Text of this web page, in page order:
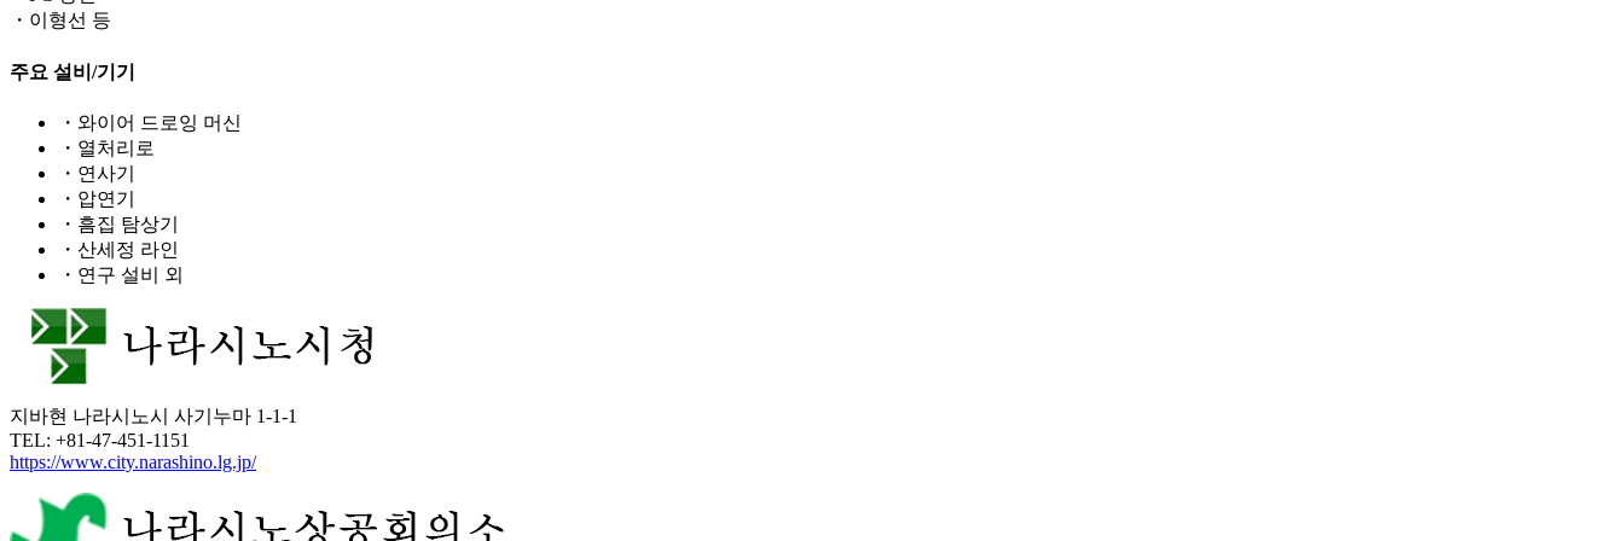
・이형선 등
주요 설비/기기
・와이어 드로잉 머신
・열처리로
・연사기
・압연기
・흠집 탐상기
・산세정 라인
・연구 설비 외
지바현 나라시노시 사기누마 1-1-1
TEL: +81-47-451-1151
https://www.city.narashino.lg.jp/